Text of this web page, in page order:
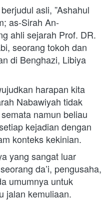
asli, ”Ashahul
as-Sirah An-
ahli sejarah Prof. DR.
seorang tokoh dan
di Benghazi, Libiya
harapan kita
Nabawiyah tidak
namun beliau
kejadian dengan
konteks kekinian.
yang sangat luar
da’i, pengusaha,
umumnya untuk
jalan kemuliaan.